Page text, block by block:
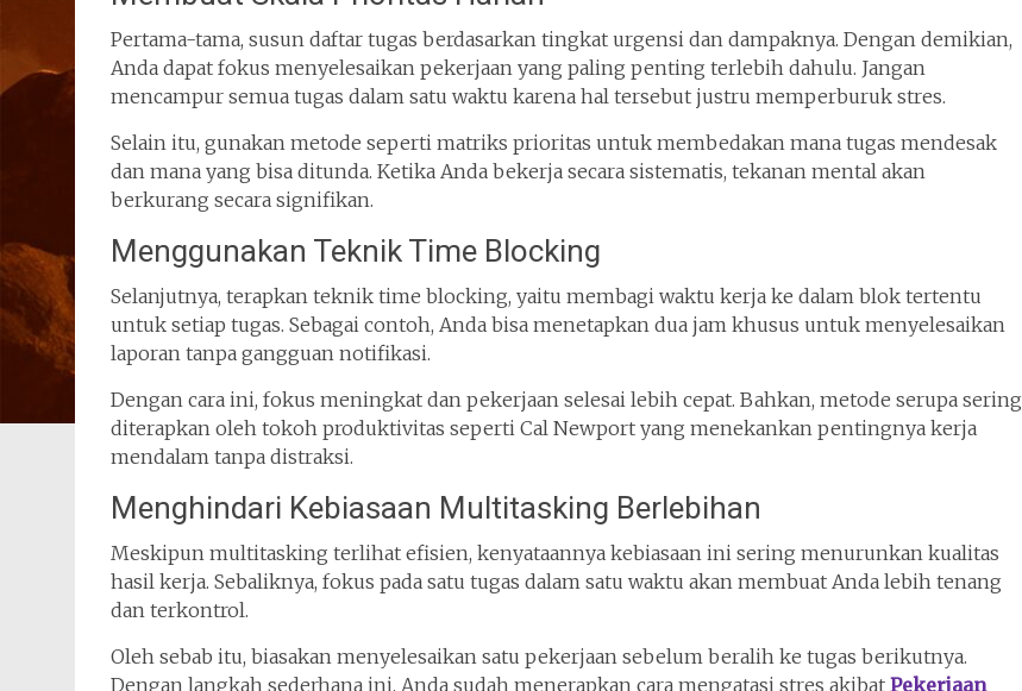
Pertama-tama, susun daftar tugas berdasarkan tingkat urgensi dan dampaknya. Dengan demikian,
Anda dapat fokus menyelesaikan pekerjaan yang paling penting terlebih dahulu. Jangan
mencampur semua tugas dalam satu waktu karena hal tersebut justru memperburuk stres.
Selain itu, gunakan metode seperti matriks prioritas untuk membedakan mana tugas mendesak
dan mana yang bisa ditunda. Ketika Anda bekerja secara sistematis, tekanan mental akan
berkurang secara signifikan.
Menggunakan Teknik Time Blocking
Selanjutnya, terapkan teknik time blocking, yaitu membagi waktu kerja ke dalam blok tertentu
untuk setiap tugas. Sebagai contoh, Anda bisa menetapkan dua jam khusus untuk menyelesaikan
laporan tanpa gangguan notifikasi.
Dengan cara ini, fokus meningkat dan pekerjaan selesai lebih cepat. Bahkan, metode serupa sering
diterapkan oleh tokoh produktivitas seperti Cal Newport yang menekankan pentingnya kerja
mendalam tanpa distraksi.
Menghindari Kebiasaan Multitasking Berlebihan
Meskipun multitasking terlihat efisien, kenyataannya kebiasaan ini sering menurunkan kualitas
hasil kerja. Sebaliknya, fokus pada satu tugas dalam satu waktu akan membuat Anda lebih tenang
dan terkontrol.
Oleh sebab itu, biasakan menyelesaikan satu pekerjaan sebelum beralih ke tugas berikutnya.
Dengan langkah sederhana ini, Anda sudah menerapkan cara mengatasi stres akibat Pekerjaan